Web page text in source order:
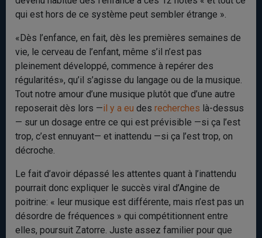
qui est hors de ce système peut sembler étrange ».
«Dès l’enfance, en fait, dès les premières semaines de
vie, le cerveau de l’enfant, même s’il n’est pas
pleinement développé, commence à repérer des
régularités», qu’il s’agisse du langage ou de la musique.
Tout notre amour d’une musique plutôt que d’une autre
reposerait dès lors —il y a eu des recherches là-dessus
— sur un dosage entre ce qui est prévisible —si ça l’est
trop, c’est ennuyant— et inattendu —si ça l’est trop, on
décroche.
Le fait d’avoir dépassé les attentes quant à l’inattendu
pourrait donc expliquer le succès viral d’Angine de
poitrine: « leur musique est différente, mais n’est pas un
désordre de fréquences » qui compétitionnent entre
elles, poursuit Zatorre. Juste assez familier pour que